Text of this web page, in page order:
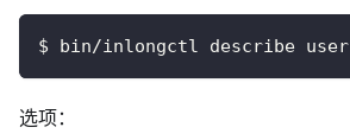
$ bin/inlongctl describe user
选项：